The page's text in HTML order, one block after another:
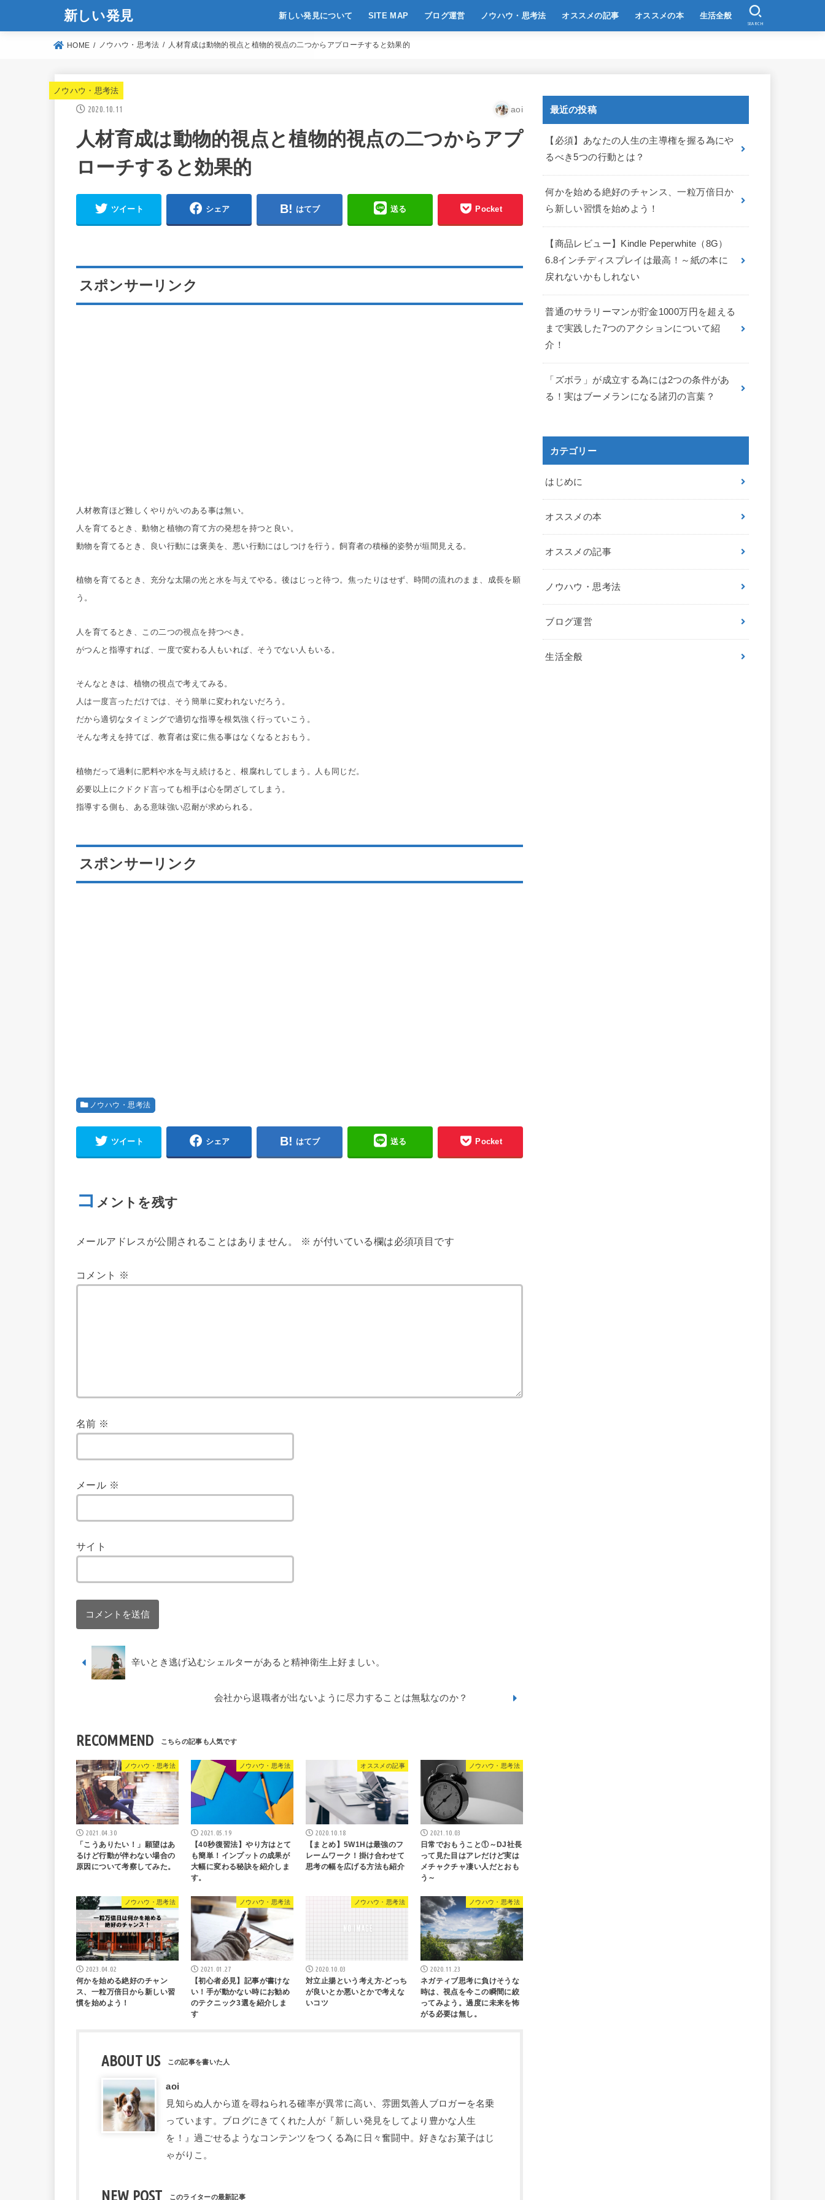
新しい発見 新しい発見について SITE MAP ブログ運営 ノウハウ・思考法 オススメの記事 オススメの本 生活全般
SEARCH
HOME ノウハウ・思考法 人材育成は動物的視点と植物的視点の二つからアプローチすると効果的
ノウハウ・思考法
2020.10.11 aoi
人材育成は動物的視点と植物的視点の二つからアプ
ローチすると効果的
ツイート シェア はてブ 送る Pocket
スポンサーリンク
人材教育ほど難しくやりがいのある事は無い。
人を育てるとき、動物と植物の育て方の発想を持つと良い。
動物を育てるとき、良い行動には褒美を、悪い行動にはしつけを行う。飼育者の積極的姿勢が垣間見える。
植物を育てるとき、充分な太陽の光と水を与えてやる。後はじっと待つ。焦ったりはせず、時間の流れのまま、成長を願
う。
人を育てるとき、この二つの視点を持つべき。
がつんと指導すれば、一度で変わる人もいれば、そうでない人もいる。
そんなときは、植物の視点で考えてみる。
人は一度言っただけでは、そう簡単に変われないだろう。
だから適切なタイミングで適切な指導を根気強く行っていこう。
そんな考えを持てば、教育者は変に焦る事はなくなるとおもう。
植物だって過剰に肥料や水を与え続けると、根腐れしてしまう。人 も同じだ。
必要以上にクドクド言っても相手は心を閉ざしてしまう。
指導する側も、ある意味強い忍耐が求められる。
スポンサーリンク
ノウハウ・思考法
ツイート シェア はてブ 送る Pocket
コ メントを残す
メールアドレスが公開されることはありません。 ※ が付いている欄は必須項目です
コメント ※
名前 ※
メール ※
サイト
辛いとき逃げ込むシェルターがあると精神衛生上好ましい。
会社から退職者が出ないように尽力することは無駄なのか？
RECOMMEND
ノウハウ・思考法
2021.04.30
「こうありたい！」願望はあ
るけど行動が伴わない場合の
原因について考察してみた。
ノウハウ・思考法
2021.05.19
【40秒復習法】やり方はとて
も簡単！インプットの成果が
大幅に変わる秘訣を紹介しま
す。
オススメの記事
2020.10.18
【まとめ】5W1Hは最強のフ
レームワーク！掛け合わせて
思考の幅を広げる方法も紹介
ノウハウ・思考法
2021.10.03
日常でおもうこと①～DJ社長
って見た目はアレだけど実は
メチャクチャ凄い人だとおも
う～
ノウハウ・思考法
2023.04.02
何かを始める絶好のチャン
ス、一粒万倍日から新しい習
慣を始めよう！
ノウハウ・思考法
2021.01.27
【初心者必見】記事が書けな
い！手が動かない時にお勧め
のテクニック3選を紹介しま
す
ノウハウ・思考法
2020.10.03
対立止揚という考え方-どっち
が良いとか悪いとかで考えな
いコツ
ノウハウ・思考法
2020.11.23
ネガティブ思考に負けそうな
時は、視点を今この瞬間に絞
ってみよう。過度に未来を怖
がる必要は無し。
ABOUT US
aoi
見知らぬ人から道を尋ねられる確率が異常に高い、雰囲気善人ブロガーを名乗
っています。ブログにきてくれた人が『新しい発見をしてより豊かな人生
を！』過ごせるようなコンテンツをつくる為に日々奮闘中。好きなお菓子はじ
ゃがりこ。
NEW POST
最近の投稿
【必須】あなたの人生の主導権を握る為にや
るべき5つの行動とは？
何かを始める絶好のチャンス、一粒万倍日か
ら新しい習慣を始めよう！
【商品レビュー】Kindle Peperwhite（8G）
6.8インチディスプレイは最高！～紙の本に
戻れないかもしれない
普通のサラリーマンが貯金1000万円を超える
まで実践した7つのアクションについて紹
介！
「ズボラ」が成立する為には2つの条件があ
る！実はブーメランになる諸刃の言葉？
カテゴリー
はじめに
オススメの本
オススメの記事
ノウハウ・思考法
ブログ運営
生活全般